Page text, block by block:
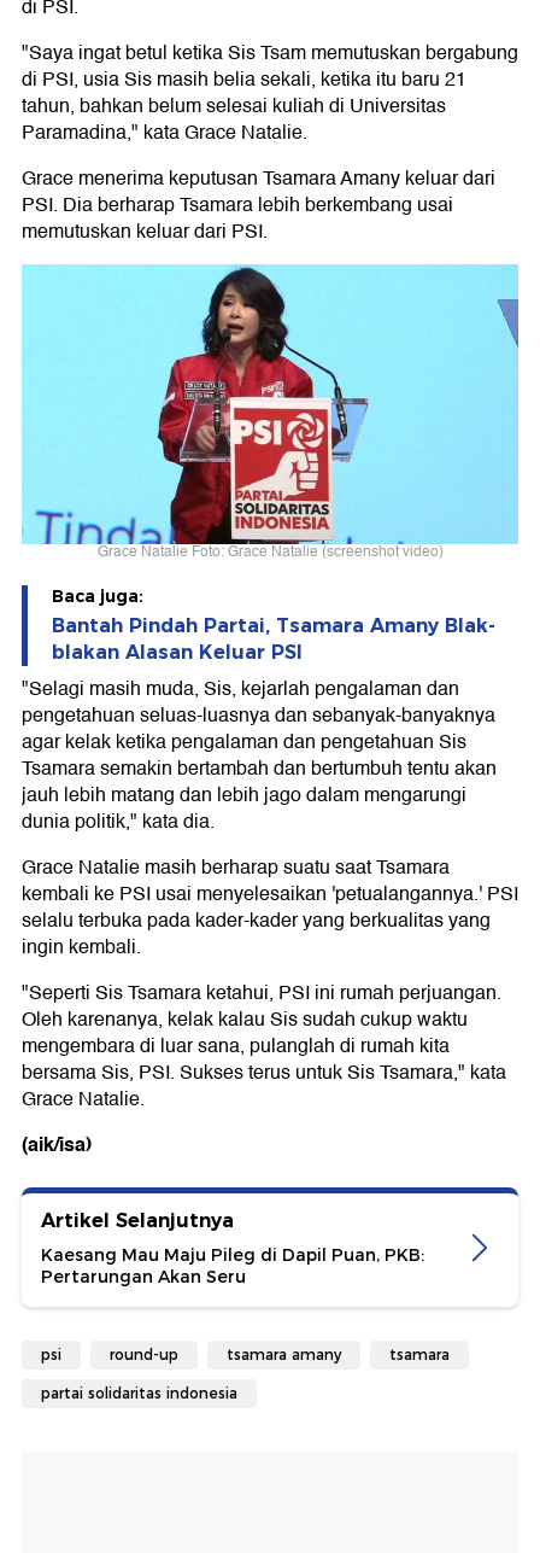
di PSI.
"Saya ingat betul ketika Sis Tsam memutuskan bergabung
di PSI, usia Sis masih belia sekali, ketika itu baru 21
tahun, bahkan belum selesai kuliah di Universitas
Paramadina," kata Grace Natalie.
Grace menerima keputusan Tsamara Amany keluar dari
PSI. Dia berharap Tsamara lebih berkembang usai
memutuskan keluar dari PSI.
Grace Natalie Foto: Grace Natalie (screenshot video)
Baca juga:
Bantah Pindah Partai, Tsamara Amany Blak-
blakan Alasan Keluar PSI
"Selagi masih muda, Sis, kejarlah pengalaman dan
pengetahuan seluas-luasnya dan sebanyak-banyaknya
agar kelak ketika pengalaman dan pengetahuan Sis
Tsamara semakin bertambah dan bertumbuh tentu akan
jauh lebih matang dan lebih jago dalam mengarungi
dunia politik," kata dia.
Grace Natalie masih berharap suatu saat Tsamara
kembali ke PSI usai menyelesaikan 'petualangannya.' PSI
selalu terbuka pada kader-kader yang berkualitas yang
ingin kembali.
"Seperti Sis Tsamara ketahui, PSI ini rumah perjuangan.
Oleh karenanya, kelak kalau Sis sudah cukup waktu
mengembara di luar sana, pulanglah di rumah kita
bersama Sis, PSI. Sukses terus untuk Sis Tsamara," kata
Grace Natalie.
(aik/isa)
Artikel Selanjutnya
Kaesang Mau Maju Pileg di Dapil Puan, PKB:
Pertarungan Akan Seru
psi round-up tsamara amany tsamara
partai solidaritas indonesia